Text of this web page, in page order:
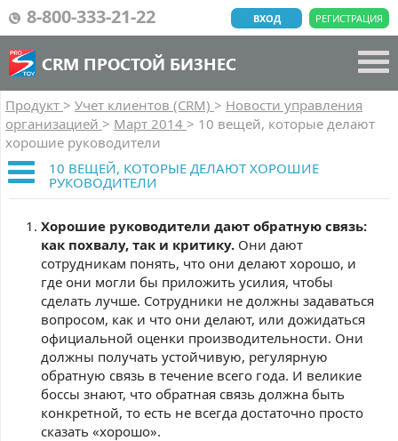
8-800-333-21-22 РЕГИСТРАЦИЯ
ВХОД
CRM ПРОСТОЙ БИЗНЕС
Продукт > Учет клиентов (CRM) > Новости управления
организацией > Март 2014 > 10 вещей, которые делают
хорошие руководители
10 ВЕЩЕЙ, КОТОРЫЕ ДЕЛАЮТ ХОРОШИЕ
РУКОВОДИТЕЛИ
Хорошие руководители дают обратную связь:
как похвалу, так и критику. Они дают
сотрудникам понять, что они делают хорошо, и
где они могли бы приложить усилия, чтобы
сделать лучше. Сотрудники не должны задаваться
вопросом, как и что они делают, или дожидаться
официальной оценки производительности. Они
должны получать устойчивую, регулярную
обратную связь в течение всего года. И великие
боссы знают, что обратная связь должна быть
конкретной, то есть не всегда достаточно просто
сказать «хорошо».